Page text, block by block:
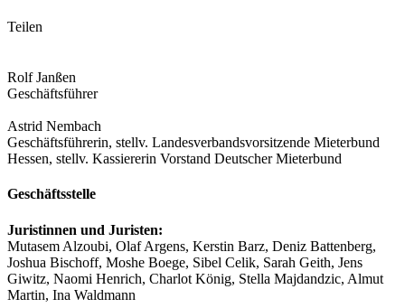
Teilen
Rolf Janßen
Geschäftsführer
Astrid Nembach
Geschäftsführerin, stellv. Landesverbandsvorsitzende Mieterbund
Hessen, stellv. Kassiererin Vorstand Deutscher Mieterbund
Geschäftsstelle
Juristinnen und Juristen:
Mutasem Alzoubi, Olaf Argens, Kerstin Barz, Deniz Battenberg,
Joshua Bischoff, Moshe Boege, Sibel Celik, Sarah Geith, Jens
Giwitz, Naomi Henrich, Charlot König, Stella Majdandzic, Almut
Martin, Ina Waldmann